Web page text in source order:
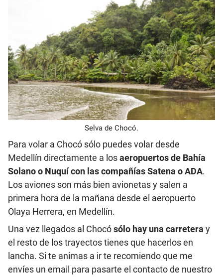
Selva de Chocó.
Para volar a Chocó sólo puedes volar desde
Medellín directamente a losaeropuertos de Bahía
Solano o Nuquí con las compañías Satena o ADA.
Los aviones son más bien avionetas y salen a
primera hora de la mañana desde el aeropuerto
Olaya Herrera, en Medellín.
Una vez llegados al Chocósólo hay una carretera y
el resto de los trayectos tienes que hacerlos en
lancha. Si te animas a ir te recomiendo que me
envíes un email para pasarte el contacto de nuestro